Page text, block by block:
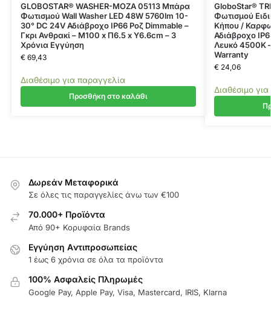
GLOBOSTAR® WASHER-MOZA 05113 Μπάρα
Φωτισμού Wall Washer LED 48W 5760lm 10-
30° DC 24V Αδιάβροχο IP66 Ροζ Dimmable –
Γκρι Ανθρακί – Μ100 x Π6.5 x Υ6.6cm – 3
Χρόνια Εγγύηση
€69,43
Διαθέσιμο για παραγγελία
Προσθήκη στο καλάθι
GloboStar®
Φωτισμού
Κήπου /
Αδιάβροχο
Λευκό 4500K
Warranty
€24,06
Διαθέσιμο
Δωρεάν Μεταφορικά
Σε όλες τις παραγγελίες άνω των €100
70.000+ Προϊόντα
Από 90+ Κορυφαία Brands
Εγγύηση Aντιπροσωπείας
1 έως 6 χρόνια σε όλα τα προϊόντα
100% Ασφαλείς Πληρωμές
Google Pay, Apple Pay, Visa, Mastercard, IRIS, Klarna